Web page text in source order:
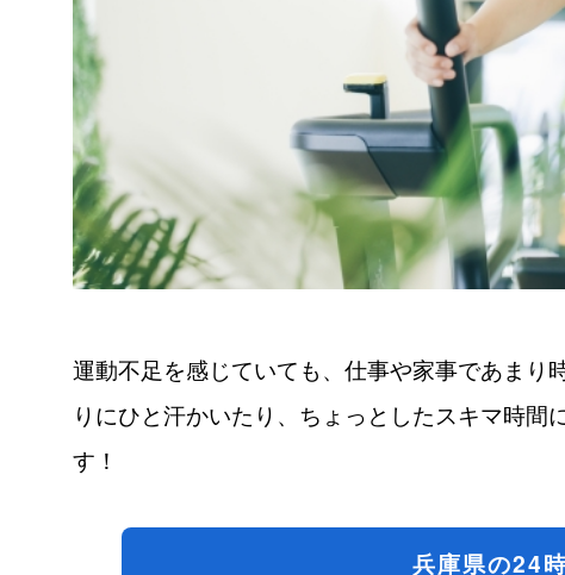
運動不足を感じていても、仕事や家事であま
りにひと汗かいたり、ちょっとしたスキマ時
す！
兵庫県の24